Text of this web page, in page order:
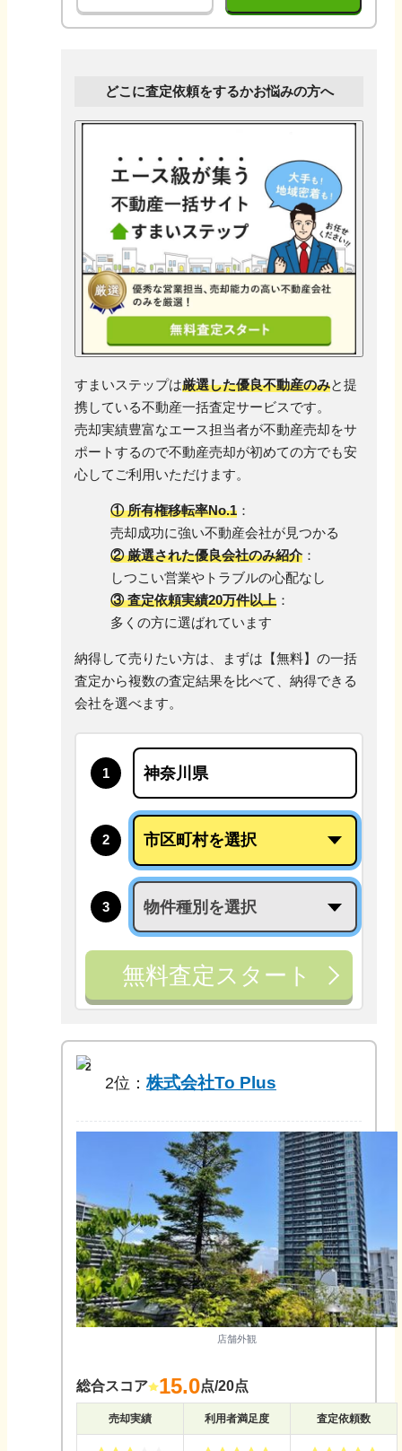
どこに査定依頼をするかお悩みの方へ
すまいステップは厳選した優良不動産のみと提
携している不動産一括査定サービスです。
売却実績豊富なエース担当者が不動産売却をサ
ポートするので不動産売却が初めての方でも安
心してご利用いただけます。
① 所有権移転率No.1 ：
売却成功に強い不動産会社が見つかる
② 厳選された優良会社のみ紹介 ：
しつこい営業やトラブルの心配なし
③ 査定依頼実績20万件以上 ：
多くの方に選ばれています
納得して売りたい方は、まずは【無料】の一括
査定から複数の査定結果を比べて、納得できる
会社を選べます。
1
2
3
無料査定スタート
2
2位：株式会社To Plus
店舗外観
総合スコア 15.0点/20点
売却実績 利用者満足度 査定依頼数